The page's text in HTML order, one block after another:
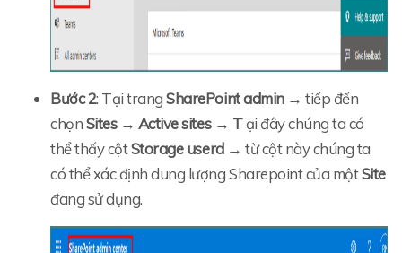
Bước 2: Tại trangSharePoint admin → tiếp đến
chọnSites → Active sites → Tại đây chúng ta có
thể thấy cộtStorage userd →từ cột này chúng ta
có thể xác định dung lượng Sharepoint của mộtSite
đang sử dụng.